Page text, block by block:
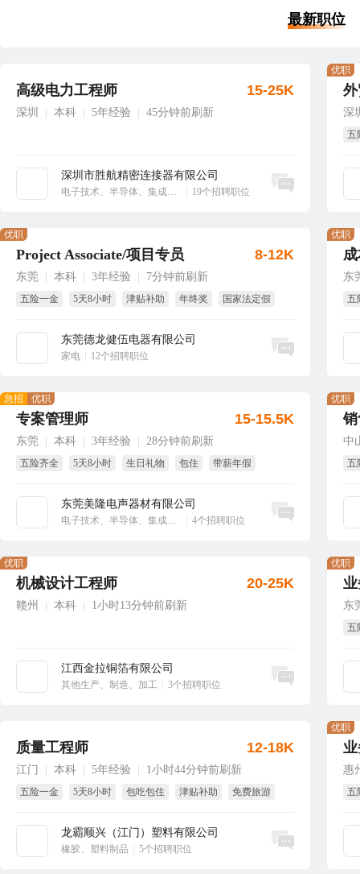
最新职位
高级电力工程师
深圳 本科 5年经验 45分钟前刷新
深圳市胜航精密连接器有限公司
电子技术、半导体、集成电路 19个招聘职位
15-25K
立即沟通
深
五
优职
Project Associate/项目专员
东莞 本科 3年经验 7分钟前刷新
五险一金 5天8小时 津贴补助 年终奖
国家法定假
东莞德龙健伍电器有限公司
家电 12个招聘职位
优职
8-12K
立即沟通
东
五
优职
专案管理师
东莞 本科 3年经验 28分钟前刷新
五险齐全 5天8小时 生日礼物 包住 带薪年假
东莞美隆电声器材有限公司
电子技术、半导体、集成电路 4个招聘职位
急招 优职
15-15.5K
立即沟通
中
五
优职
机械设计工程师
赣州 本科 1小时13分钟前刷新
江西金拉铜箔有限公司
其他生产、制造、加工 3个招聘职位
优职
20-25K
立即沟通
东
五
优职
质量工程师
江门 本科 5年经验 1小时44分钟前刷新
五险一金 5天8小时 包吃包住 津贴补助
免费旅游
龙霸顺兴（江门）塑料有限公司
橡胶、塑料制品 5个招聘职位
12-18K
立即沟通
惠
五
优职